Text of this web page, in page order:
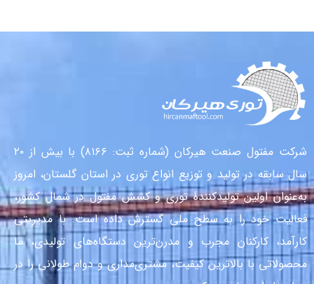
شرکت مفتول صنعت هیرکان (شماره ثبت: ۸۱۶۶) با بیش از ۲۰
سال سابقه در تولید و توزیع انواع توری در استان گلستان، امروز
به‌عنوان اولین تولیدکنندهٔ توری و کشش مفتول در شمال کشور،
فعالیت خود را به سطح ملی گسترش داده است. با مدیریتی
کارآمد، کارکنان مجرب و مدرن‌ترین دستگاه‌های تولیدی، ما
محصولاتی با بالاترین کیفیت، مشتری‌مداری و دوام طولانی را در